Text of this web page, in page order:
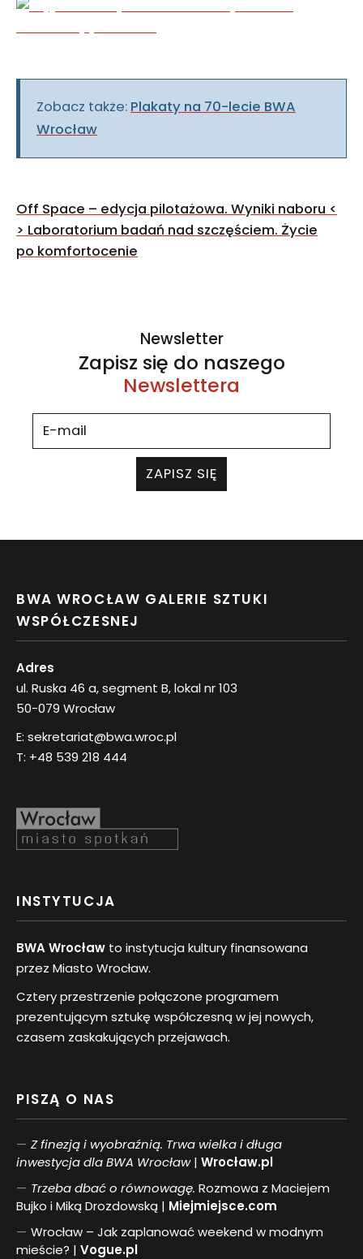
Zobacz także: Plakaty na 70-lecie BWA
Wrocław
Nawigacja
wpisu
Off Space – edycja pilotażowa. Wyniki naboru <
> Laboratorium badań nad szczęściem. Życie
po kom­fortocenie
Newsletter
Zapisz się do naszego
Newslettera
ZAPISZ SIĘ
BWA WROCŁAW GALERIE SZTUKI
WSPÓŁCZESNEJ
Adres
ul. Ruska 46 a, segment B, lokal nr 103
50-079 Wrocław
E: sekretariat@bwa.wroc.pl
T: +48 539 218 444
INSTYTUCJA
BWA Wrocław to instytucja kultury finansowana
przez Miasto Wrocław.
Cztery przestrzenie połączone programem
prezentującym sztukę współczesną w jej nowych,
czasem zaskakujących przejawach.
PISZĄ O NAS
Z finezją i wyobraźnią. Trwa wielka i długa
inwestycja dla BWA Wrocław| Wrocław.pl
Trzeba dbać o równowagę. Rozmowa z Maciejem
Bujko i Miką Drozdowską | Miejmiejsce.com
Wrocław – Jak zaplanować weekend w modnym
mieście? | Vogue.pl